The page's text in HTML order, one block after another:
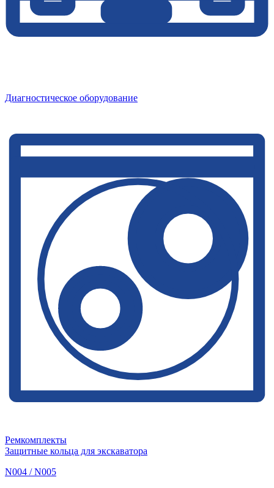
Диагностическое оборудование
Ремкомплекты
Защитные кольца для экскаватора
N004 / N005